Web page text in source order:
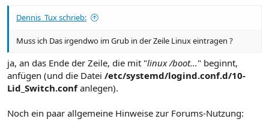
Dennis_Tux schrieb:
Muss ich Das irgendwo im Grub in der Zeile Linux eintragen ?
ja, an das Ende der Zeile, die mit "linux /boot..." beginnt,
anfügen (und die Datei /etc/systemd/logind.conf.d/10-
Lid_Switch.confanlegen).
Noch ein paar allgemeine Hinweise zur Forums-Nutzung: